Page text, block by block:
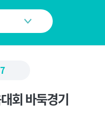
회 바둑경기